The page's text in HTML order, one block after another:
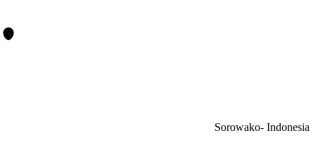
Sorowako- Indonesia